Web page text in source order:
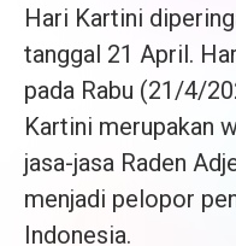
Hari Kartini
tanggal 21 April.
pada Rabu (21/4/
Kartini merupakan
jasa-jasa Raden
menjadi pelopor
Indonesia.